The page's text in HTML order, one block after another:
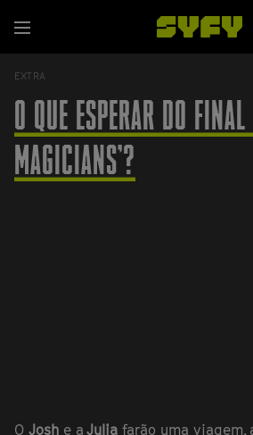
para
o
conteúdo
Menu
EXTRA
O QUE ESPERAR DO
MAGICIANS’?
O Josh e a Julia farão uma